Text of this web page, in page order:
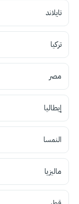
تايلاند
تركيا
مصر
إيطاليا
النمسا
ماليزيا